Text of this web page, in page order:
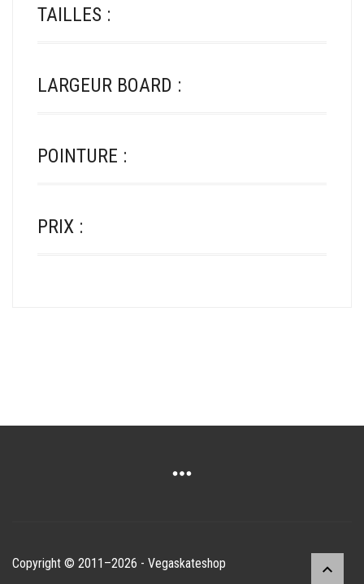
TAILLES :
LARGEUR BOARD :
POINTURE :
PRIX :
Copyright © 2011–2026 - Vegaskateshop